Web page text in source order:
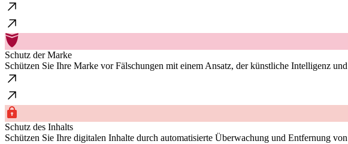
Schutz der Marke
Schützen Sie Ihre Marke vor Fälschungen mit einem Ansatz, der künstliche Intelligenz
Schutz des Inhalts
Schützen Sie Ihre digitalen Inhalte durch automatisierte Überwachung und Entfernung